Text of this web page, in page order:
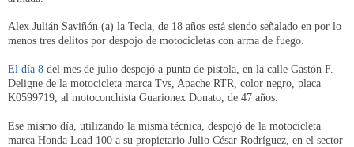
Alex Julián Saviñón (a) la Tecla, de 18 años está siendo señalado en por lo
menos tres delitos por despojo de motocicletas con arma de fuego.
El día 8 del mes de julio despojó a punta de pistola, en la calle Gastón F.
Deligne de la motocicleta marca Tvs, Apache RTR, color negro, placa
K0599719, al motoconchista Guarionex Donato, de 47 años.
Ese mismo día, utilizando la misma técnica, despojó de la motocicleta
marca Honda Lead 100 a su propietario Julio César Rodríguez, en el sector